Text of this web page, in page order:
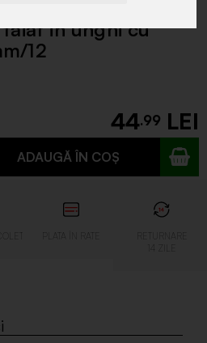
in unghi cu
12
44.99
ADAUGĂ ÎN COȘ